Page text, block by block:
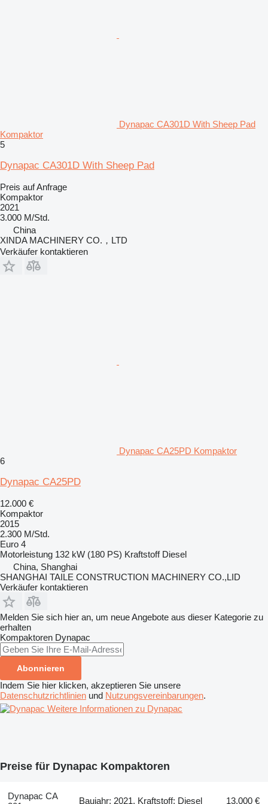
Dynapac CA301D With Sheep Pad
Kompaktor
5
Dynapac CA301D With Sheep Pad
Preis auf Anfrage
Kompaktor
2021
3.000 M/Std.
China
XINDA MACHINERY CO.，LTD
Verkäufer kontaktieren
Dynapac CA25PD Kompaktor
6
Dynapac CA25PD
12.000 €
Kompaktor
2015
2.300 M/Std.
Euro 4
Motorleistung 132 kW (180 PS) Kraftstoff Diesel
China, Shanghai
SHANGHAI TAILE CONSTRUCTION MACHINERY CO.,LID
Verkäufer kontaktieren
Melden Sie sich hier an, um neue Angebote aus dieser Kategorie zu
erhalten
Kompaktoren Dynapac
Abonnieren
Indem Sie hier klicken, akzeptieren Sie unsere
Datenschutzrichtlinien und Nutzungsvereinbarungen.
Weitere Informationen zu Dynapac
Preise für Dynapac Kompaktoren
Dynapac CA
Baujahr: 2021, Kraftstoff: Diesel 13.000 €